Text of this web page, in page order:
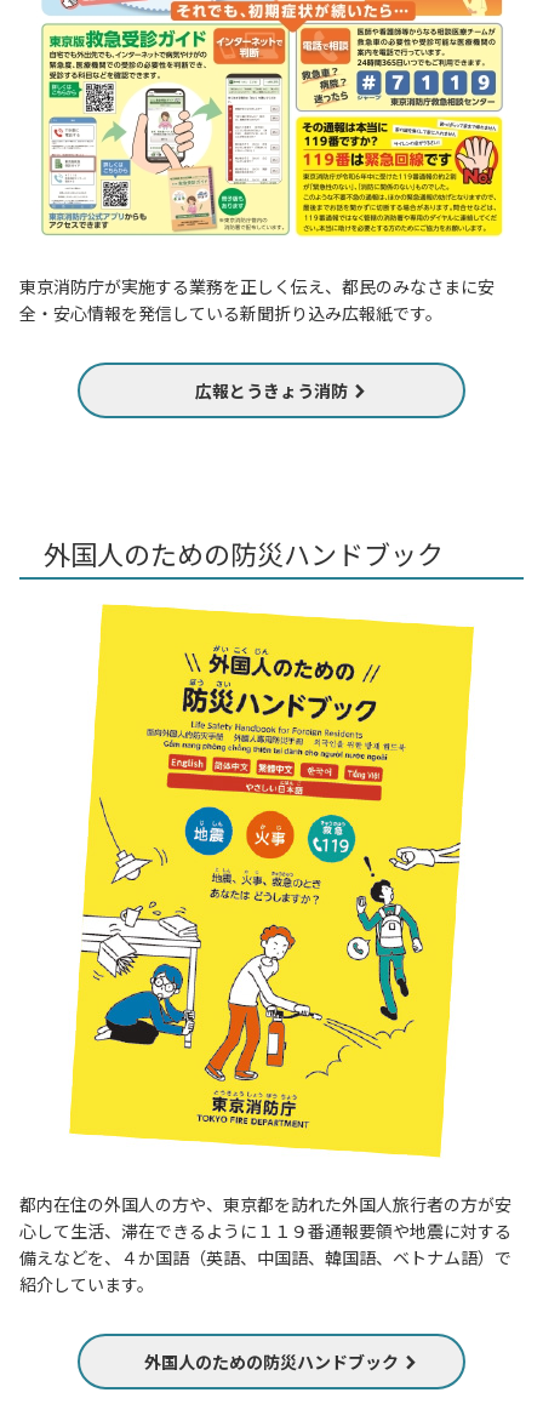
東京消防庁が実施する業務を正しく伝え、都民のみなさまに安
全・安心情報を発信している新聞折り込み広報紙です。
広報とうきょう消防
外国人のための防災ハンドブック
都内在住の外国人の方や、東京都を訪れた外国人旅行者の方が安
心して生活、滞在できるように１１９番通報要領や地震に対する
備えなどを、４か国語（英語、中国語、韓国語、ベトナム語）で
紹介しています。
外国人のための防災ハンドブック